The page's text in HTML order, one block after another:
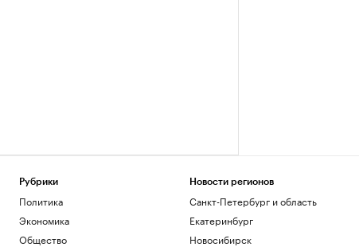
Рубрики
Политика
Экономика
Общество
Новости регионов
Санкт-Петербург и область
Екатеринбург
Новосибирск